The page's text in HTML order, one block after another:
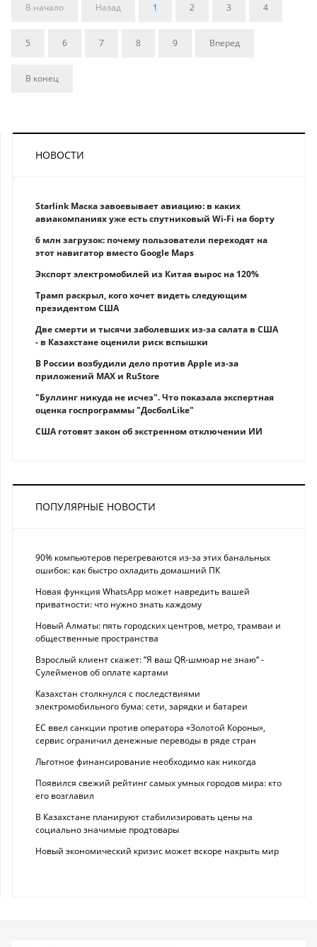
В начало Назад 1 2 3 4
5 6 7 8 9 Вперед
В конец
НОВОСТИ
Starlink Маска завоевывает авиацию: в каких
авиакомпаниях уже есть спутниковый Wi-Fi на борту
6 млн загрузок: почему пользователи переходят на
этот навигатор вместо Google Maps
Экспорт электромобилей из Китая вырос на 120%
Трамп раскрыл, кого хочет видеть следующим
президентом США
Две смерти и тысячи заболевших из-за салата в США
- в Казахстане оценили риск вспышки
В России возбудили дело против Apple из-за
приложений MAX и RuStore
"Буллинг никуда не исчез". Что показала экспертная
оценка госпрограммы "ДосболLike"
США готовят закон об экстренном отключении ИИ
ПОПУЛЯРНЫЕ НОВОСТИ
90% компьютеров перегреваются из-за этих банальных
ошибок: как быстро охладить домашний ПК
Новая функция WhatsApp может навредить вашей
приватности: что нужно знать каждому
Новый Алматы: пять городских центров, метро, трамваи и
общественные пространства
Взрослый клиент скажет: “Я ваш QR-шмюар не знаю“ -
Сулейменов об оплате картами
Казахстан столкнулся с последствиями
электромобильного бума: сети, зарядки и батареи
ЕС ввел санкции против оператора «Золотой Короны»,
сервис ограничил денежные переводы в ряде стран
Льготное финансирование необходимо как никогда
Появился свежий рейтинг самых умных городов мира: кто
его возглавил
В Казахстане планируют стабилизировать цены на
социально значимые продтовары
Новый экономический кризис может вскоре накрыть мир